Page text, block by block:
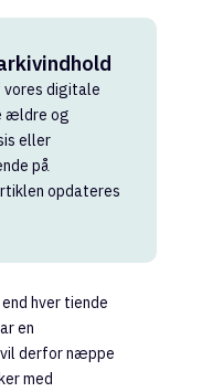
vores digitale
ældre og
eller
på
opdateres
hver tiende
en
derfor næppe
med